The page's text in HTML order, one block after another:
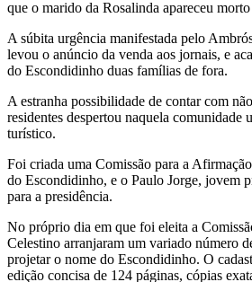
que o marido da Rosalinda apareceu
A súbita urgência manifestada pelo
levou o anúncio da venda aos jornais, e
do Escondidinho duas famílias de fora.
A estranha possibilidade de contar com
residentes despertou naquela comunidade
turístico.
Foi criada uma Comissão para a
do Escondidinho, e o Paulo Jorge, jovem
para a presidência.
No próprio dia em que foi eleita a
Celestino arranjaram um variado número
projetar o nome do Escondidinho. O
edição concisa de 124 páginas, cópias